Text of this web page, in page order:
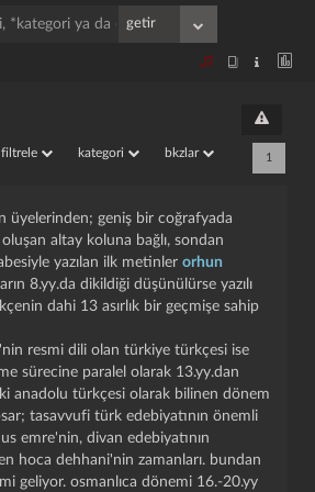
filtrele kategori bkzlar 1
üyelerinden; geniş bir coğrafyada
altay koluna bağlı, sondan
yazılan ilk metinler orhun
8.yy.da dikildiği düşünülürse yazılı
dahi 13 asırlık bir geçmişe sahip
resmi dili olan türkiye türkçesi ise
sürecine paralel olarak 13.yy.dan
anadolu türkçesi olarak bilinen dönem
tasavvufi türk edebiyatının önemli
emre'nin, divan edebiyatının
hoca dehhani'nin zamanları. bundan
geliyor. osmanlıca dönemi 16.-20.yy